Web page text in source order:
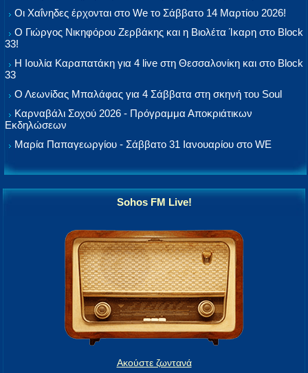
Οι Χαΐνηδες έρχονται στο We το Σάββατο 14 Μαρτίου 2026!
Ο Γιώργος Νικηφόρου Ζερβάκης και η Βιολέτα Ίκαρη στο Block
33!
Η Ιουλία Καραπατάκη για 4 live στη Θεσσαλονίκη και στο Block
33
Ο Λεωνίδας Μπαλάφας για 4 Σάββατα στη σκηνή του Soul
Καρναβάλι Σοχού 2026 - Πρόγραμμα Αποκριάτικων
Εκδηλώσεων
Μαρία Παπαγεωργίου - Σάββατο 31 Ιανουαρίου στο WE
Sohos FM Live!
Ακούστε ζωντανά